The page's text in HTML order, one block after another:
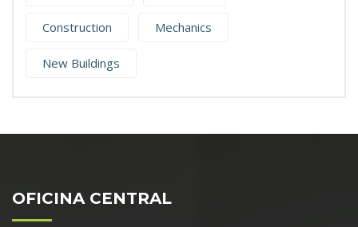
Construction Mechanics
New Buildings
OFICINA CENTRAL